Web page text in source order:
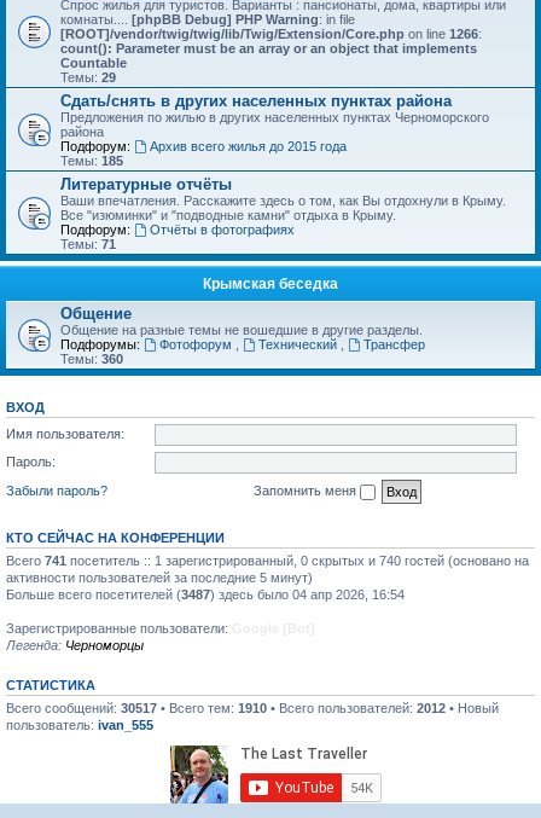
Спрос жилья для туристов. Варианты : пансионаты, дома, квартиры или
комнаты.... [phpBB Debug] PHP Warning: in file
[ROOT]/vendor/twig/twig/lib/Twig/Extension/Core.php on line 1266:
count(): Parameter must be an array or an object that implements
Countable
Темы: 29
Сдать/снять в других населенных пунктах района
Предложения по жилью в других населенных пунктах Черноморского
района
Подфорум:
Архив всего жилья до 2015 года
Темы: 185
Литературные отчёты
Ваши впечатления. Расскажите здесь о том, как Вы отдохнули в Крыму.
Все "изюминки" и "подводные камни" отдыха в Крыму.
Подфорум:
Отчёты в фотографиях
Темы: 71
Крымская беседка
Общение
Общение на разные темы не вошедшие в другие разделы.
Подфорумы:
Фотофорум Технический
Трансфер
Темы: 360
ВХОД
Имя пользователя:
Пароль:
Забыли пароль?
Запомнить меня
КТО СЕЙЧАС НА КОНФЕРЕНЦИИ
Всего 741 посетитель :: 1 зарегистрированный, 0 скрытых и 740 гостей (основано на
активности пользователей за последние 5 минут)
Больше всего посетителей (3487) здесь было 04 апр 2026, 16:54
Зарегистрированные пользователи:
Легенда: Черноморцы
СТАТИСТИКА
Всего сообщений: 30517 • Всего тем: 1910 • Всего пользователей: 2012 • Новый
пользователь: ivan_555